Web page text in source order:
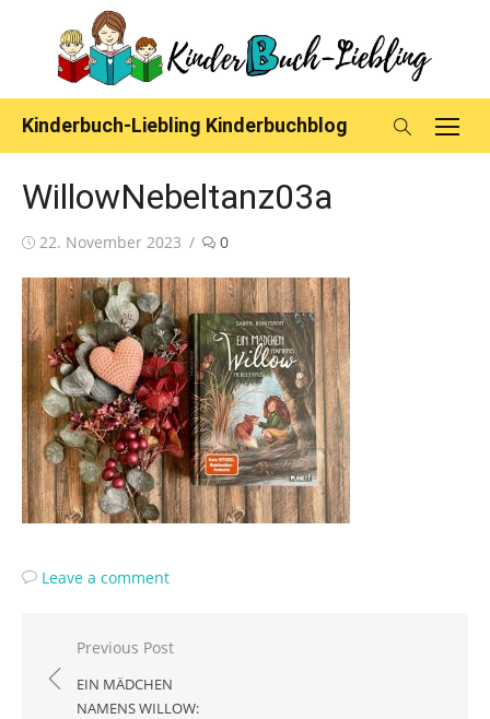
content
Kinderbuch-Liebling Kinderbuchblog
WillowNebeltanz03a
Posted
22. November 2023 0
Leave a comment
Beitragsnavigation
Previous Post
EIN MÄDCHEN
NAMENS WILLOW: